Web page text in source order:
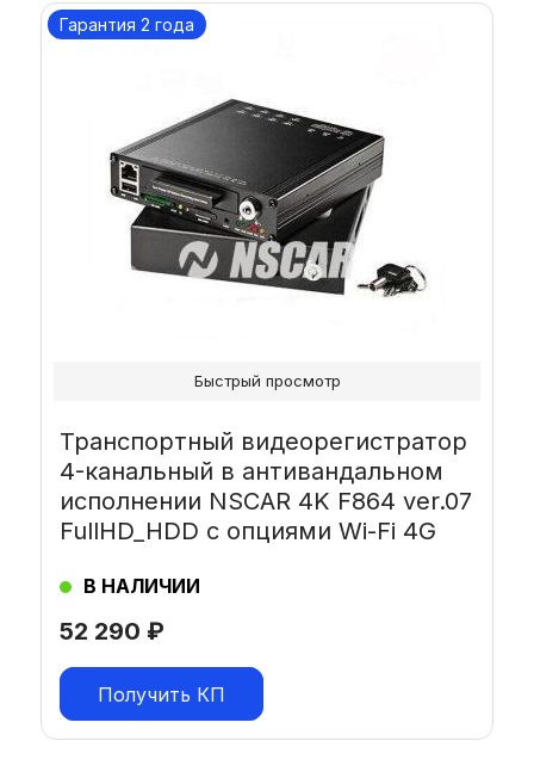
Гарантия 2 года
52 290 ₽
Транспортный видеорегистратор
4-канальный в антивандальном
исполнении NSCAR 4K F864 ver.07
FullHD_HDD с опциями Wi-Fi 4G
В НАЛИЧИИ
Получить КП
Быстрый просмотр